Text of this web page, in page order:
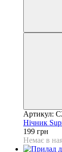
Артикул:
Нічник
199 грн
Немає в